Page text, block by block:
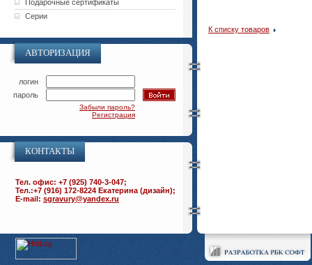
Подарочные сертификаты
Серии
АВТОРИЗАЦИЯ
логин
пароль
Забыли пароль?
Регистрация
КОНТАКТЫ
Тел. офис: +7 (925) 740-3-047;
Тел.:+7 (916) 172-8224 Екатерина (дизайн);
E-mail: sgravury@yandex.ru
К списку товаров